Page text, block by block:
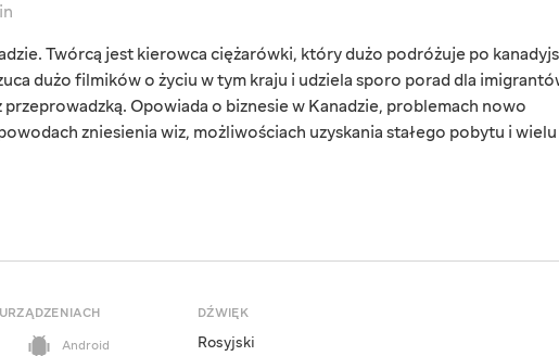
Twórcą jest kierowca ciężarówki, który dużo podróżuje po
dużo filmików o życiu w tym kraju i udziela sporo porad dla
przeprowadzką. Opowiada o biznesie w Kanadzie, problemach nowo
zniesienia wiz, możliwościach uzyskania stałego pobytu i wielu
Android
DŹWIĘK
Rosyjski